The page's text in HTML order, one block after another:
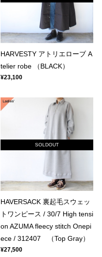
HARVESTY アトリエローブ A
telier robe （BLACK）
¥23,100
SOLDOUT
HAVERSACK 裏起毛スウェッ
トワンピース / 30/7 High tensi
on AZUMA fleecy stitch Onepi
ece / 312407 （Top Gray）
¥27,500